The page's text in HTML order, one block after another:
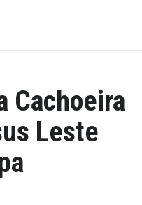
Cachoeira
Leste